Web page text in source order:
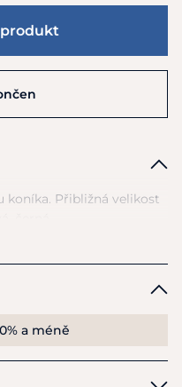
koníka. Přibližná velikost
a méně